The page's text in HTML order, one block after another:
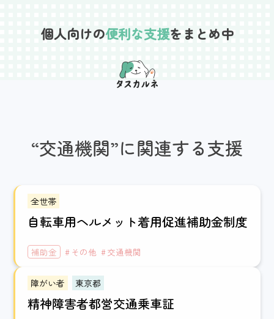
個人向けの便利な支援をまとめ中
“交通機関”に関連する支援
全世帯
自転車用ヘルメット着用促進補助金制度
補助金 その他 交通機関
障がい者 東京都
精神障害者都営交通乗車証